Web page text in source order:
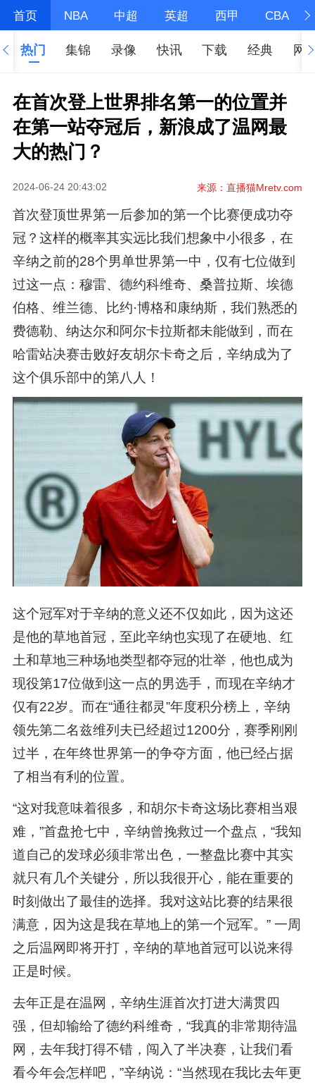
首页 NBA 中超 英超 西甲 CBA
热门 集锦 录像 快讯 下载 经典 网
在首次登上世界排名第一的位置并
在第一站夺冠后，新浪成了温网最
大的热门？
2024-06-24 20:43:02 来源：直播猫Mretv.com
首次登顶世界第一后参加的第一个比赛便成功夺
冠？这样的概率其实远比我们想象中小很多，在
辛纳之前的28个男单世界第一中，仅有七位做到
过这一点：穆雷、德约科维奇、桑普拉斯、埃德
伯格、维兰德、比约·博格和康纳斯，我们熟悉的
费德勒、纳达尔和阿尔卡拉斯都未能做到，而在
哈雷站决赛击败好友胡尔卡奇之后，辛纳成为了
这个俱乐部中的第八人！
这个冠军对于辛纳的意义还不仅如此，因为这还
是他的草地首冠，至此辛纳也实现了在硬地、红
土和草地三种场地类型都夺冠的壮举，他也成为
现役第17位做到这一点的男选手，而现在辛纳才
仅有22岁。而在“通往都灵”年度积分榜上，辛纳
领先第二名兹维列夫已经超过1200分，赛季刚刚
过半，在年终世界第一的争夺方面，他已经占据
了相当有利的位置。
“这对我意味着很多，和胡尔卡奇这场比赛相当艰
难，”首盘抢七中，辛纳曾挽救过一个盘点，“我知
道自己的发球必须非常出色，一整盘比赛中其实
就只有几个关键分，所以我很开心，能在重要的
时刻做出了最佳的选择。我对这站比赛的结果很
满意，因为这是我在草地上的第一个冠军。” 一周
之后温网即将开打，辛纳的草地首冠可以说来得
正是时候。
去年正是在温网，辛纳生涯首次打进大满贯四
强，但却输给了德约科维奇，“我真的非常期待温
网，去年我打得不错，闯入了半决赛，让我们看
看今年会怎样吧，”辛纳说：“当然现在我比去年更